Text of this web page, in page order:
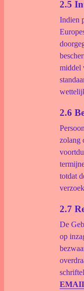
2.5
Indien
middel
2.6
zolang
totdat
2.7
De
op